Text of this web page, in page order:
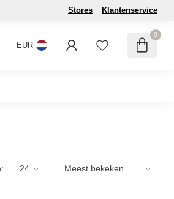
Stores Klantenservice
EUR
0